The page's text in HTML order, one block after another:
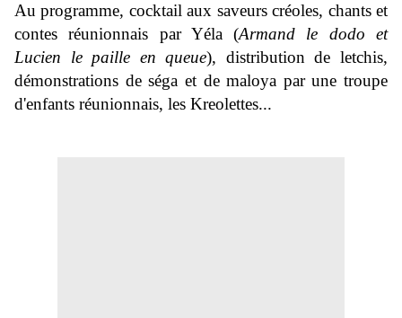
Au programme, cocktail aux saveurs créoles, chants et
contes réunionnais par Yéla (Armand le dodo et
Lucien le paille en queue), distribution de letchis,
démonstrations de séga et de maloya par une troupe
d'enfants réunionnais, les Kreolettes...